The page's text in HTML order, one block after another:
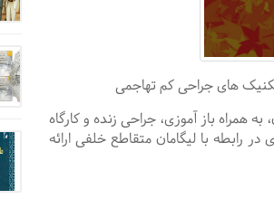
تکنیک های جراحی کم تهاجمی
به همراه باز آموزی، جراحی زنده و کارگاه
رابطه با لیگامان متقاطع خلفی ارائه